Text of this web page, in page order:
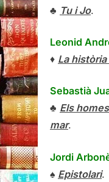
♣ Tu i Jo.
Leonid
♦ La
Sebastià
♣ Els
mar.
Jordi
♠ Epistolari.